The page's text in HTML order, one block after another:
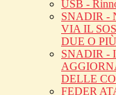
USB -
SNADIR -
VIA IL
DUE O
SNADIR -
DELLE
FEDER